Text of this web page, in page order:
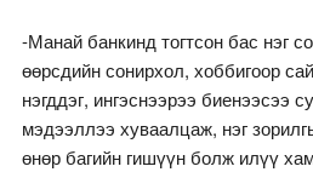
-Манай банкинд тогтсон бас нэг
өөрсдийн сонирхол, хоббигоор
нэгддэг, ингэснээрээ биенээсээ
мэдээллээ хуваалцаж, нэг
өнөр багийн гишүүн болж илүү